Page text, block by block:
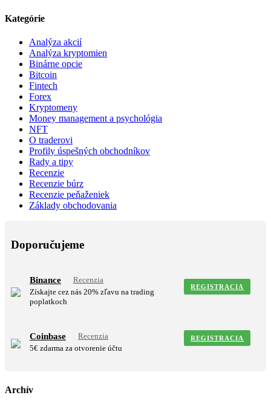
Kategórie
Analýza akcií
Analýza kryptomien
Binárne opcie
Bitcoin
Fintech
Forex
Kryptomeny
Money management a psychológia
NFT
O traderovi
Profily úspešných obchodníkov
Rady a tipy
Recenzie
Recenzie búrz
Recenzie peňaženiek
Základy obchodovania
Doporučujeme
Binance
Recenzia
Získajte cez nás 20% zľavu na trading
poplatkoch
REGISTRACIA
Coinbase
Recenzia
5€ zdarma za otvorenie účtu
REGISTRACIA
Archív